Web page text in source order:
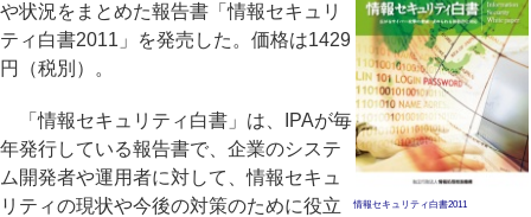
情報セキュリティ白書2011
や状況をまとめた報告書「情報セキュリ
ティ白書2011」を発売した。価格は1429
円（税別）。
「情報セキュリティ白書」は、IPAが毎
年発行している報告書で、企業のシステ
ム開発者や運用者に対して、情報セキュ
リティの現状や今後の対策のために役立